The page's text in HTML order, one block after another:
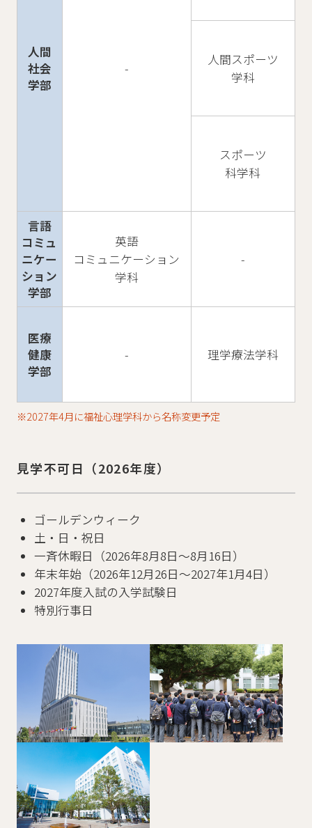
人間
社会
学部
-
人間スポーツ
学科
スポーツ
科学科
言語
コミュ
ニケー
ション
学部
英語
コミュニケーション
学科
-
医療
健康
学部
- 理学療法学科
※2027年4月に福祉心理学科から名称変更予定
見学不可日（2026年度）
ゴールデンウィーク
土・日・祝日
一斉休暇日（2026年8月8日～8月16日）
年末年始（2026年12月26日～2027年1月4日）
2027年度入試の入学試験日
特別行事日